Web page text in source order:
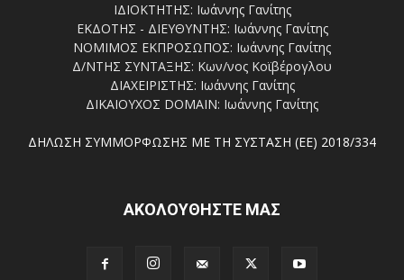
ΙΔΙΟΚΤΗΤΗΣ: Ιωάννης Γανίτης
ΕΚΔΟΤΗΣ - ΔΙΕΥΘΥΝΤΗΣ: Ιωάννης Γανίτης
ΝΟΜΙΜΟΣ ΕΚΠΡΟΣΩΠΟΣ: Ιωάννης Γανίτης
Δ/ΝΤΗΣ ΣΥΝΤΑΞΗΣ: Κων/νος Κοϊβέρογλου
ΔΙΑΧΕΙΡΙΣΤΗΣ: Ιωάννης Γανίτης
ΔΙΚΑΙΟΥΧΟΣ DOMAIN: Ιωάννης Γανίτης
ΔΗΛΩΣΗ ΣΥΜΜΟΡΦΩΣΗΣ ΜΕ ΤΗ ΣΥΣΤΑΣΗ (ΕΕ) 2018/334
ΑΚΟΛΟΥΘΗΣΤΕ ΜΑΣ